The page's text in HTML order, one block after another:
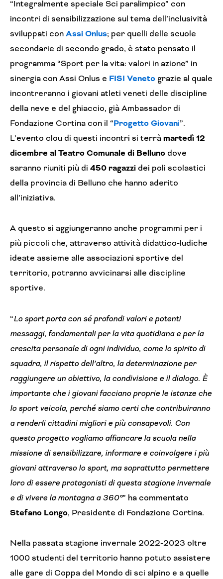
“Integralmente speciale Sci paralimpico” con
incontri di sensibilizzazione sul tema dell’inclusività
sviluppati conAssi Onlus; per quelli delle scuole
secondarie di secondo grado, è stato pensato il
programma “Sport per la vita: valori in azione” in
sinergia con Assi Onlus e FISI Veneto grazie al quale
incontreranno i giovani atleti veneti delle discipline
della neve e del ghiaccio, già Ambassador di
Fondazione Cortina con il “Progetto Giovani”.
L’evento clou di questi incontri si terràmartedì 12
dicembre al Teatro Comunale di Belluno dove
saranno riuniti più di 450 ragazzi dei poli scolastici
della provincia di Belluno che hanno aderito
all’iniziativa.
A questo si aggiungeranno anche programmi per i
più piccoli che, attraverso attività didattico-ludiche
ideate assieme alle associazioni sportive del
territorio, potranno avvicinarsi alle discipline
sportive.
“Lo sport porta con sé profondi valori e potenti
messaggi, fondamentali per la vita quotidiana e per la
crescita personale di ogni individuo, come lo spirito di
squadra, il rispetto dell’altro, la determinazione per
raggiungere un obiettivo, la condivisione e il dialogo. È
importante che i giovani facciano proprie le istanze che
lo sport veicola, perché siamo certi che contribuiranno
a renderli cittadini migliori e più consapevoli. Con
questo progetto vogliamo affiancare la scuola nella
missione di sensibilizzare, informare e coinvolgere i più
giovani attraverso lo sport, ma soprattutto permettere
loro di essere protagonisti di questa stagione invernale
e di vivere la montagna a 360°” ha commentato
Stefano Longo, Presidente di Fondazione Cortina.
Nella passata stagione invernale 2022-2023 oltre
1000 studenti del territorio hanno potuto assistere
alle gare di Coppa del Mondo di sci alpino e a quelle